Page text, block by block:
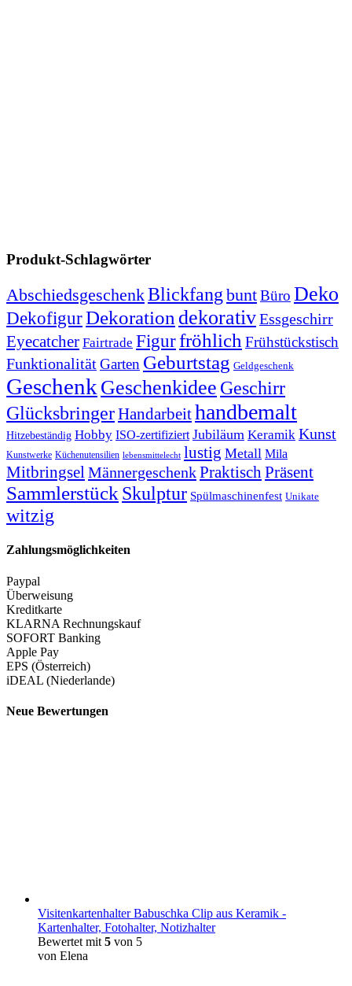
Produkt-Schlagwörter
AbschiedsgeschenkBlickfang buntBüro Deko
DekofigurDekoration dekorativEssgeschirr
Eyecatcher Fairtrade Figurfröhlich Frühstückstisch
FunktionalitätGarten Geburtstag Geldgeschenk
Geschenk Geschenkidee Geschirr
GlücksbringerHandarbeithandbemalt
Hitzebeständig Hobby ISO-zertifiziert Jubiläum Keramik Kunst
Kunstwerke Küchenutensilien lebensmittelecht lustig Metall Mila
MitbringselMännergeschenkPraktischPräsent
Sammlerstück Skulptur Spülmaschinenfest Unikate
witzig
Zahlungsmöglichkeiten
Paypal
Überweisung
Kreditkarte
KLARNA Rechnungskauf
SOFORT Banking
Apple Pay
EPS (Österreich)
iDEAL (Niederlande)
Neue Bewertungen
Visitenkartenhalter Babuschka Clip aus Keramik -
Kartenhalter, Fotohalter, Notizhalter
Bewertet mit 5 von 5
von Elena